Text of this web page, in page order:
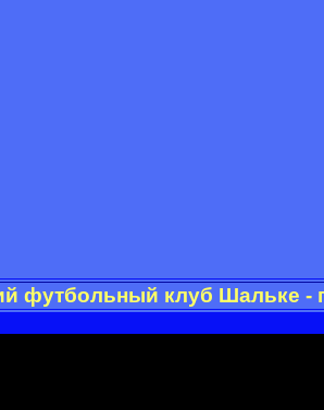
футбольный клуб Шальке -